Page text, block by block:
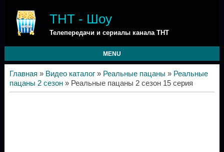
ТНТ - Шоу
Телепередачи и сериалы канала ТНТ
MENU
Главная » Видео каталог» Реальные пацаны » Реальные
пацаны 2 сезон» Реальные пацаны 2 сезон 15 серия